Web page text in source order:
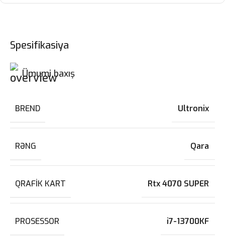
Spesifikasiya
Ümumi baxış
BREND Ultronix
RƏNG Qara
QRAFIK KART Rtx 4070 SUPER
PROSESSOR i7-13700KF